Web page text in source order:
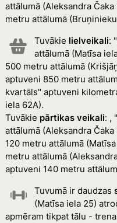
attālumā (Aleksandra
metru attālumā
Tuvākie lielveikali:
attālumā (Matīsa
500 metru attālumā
aptuveni 850 metru
kvartāls" aptuveni
iela 62A).
Tuvākie pārtikas veikali: ,
attālumā (Aleksandra
120 metru attālumā
metru attālumā
aptuveni 140 metru
Tuvumā ir daudzas
(Matīsa iela 25)
apmēram tikpat tālu -